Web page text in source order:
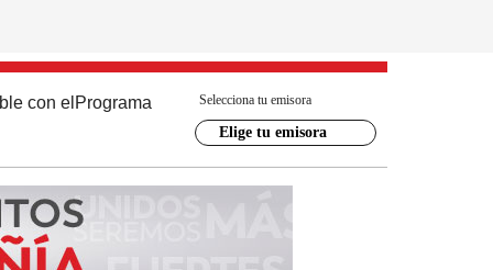
con el Programa Selecciona tu emisora
Elige tu emisora